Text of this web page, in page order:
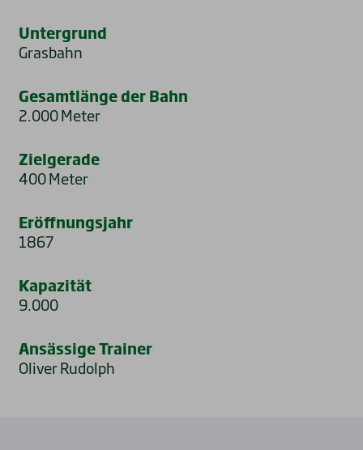
Untergrund
Grasbahn
Gesamtlänge der Bahn
2.000 Meter
Zielgerade
400 Meter
Eröffnungsjahr
1867
Kapazität
9.000
Ansässige Trainer
Oliver Rudolph